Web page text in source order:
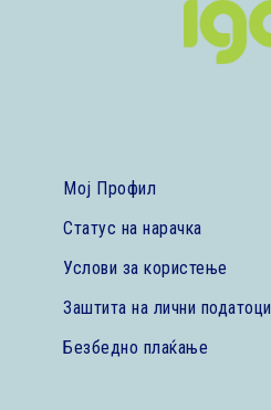
Мој Профил
Статус на нарачка
Услови за користење
Заштита на лични податоци
Безбедно плаќање